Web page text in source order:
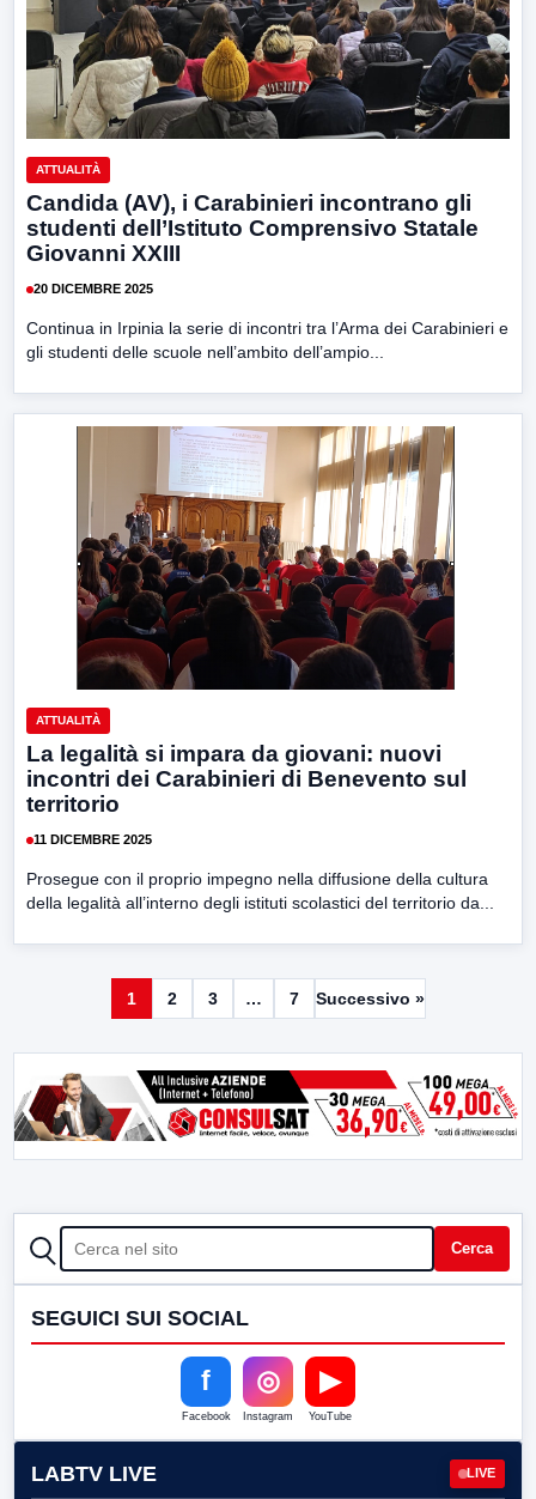
ATTUALITÀ
Candida (AV), i Carabinieri incontrano gli
studenti dell’Istituto Comprensivo Statale
Giovanni XXIII
20 DICEMBRE 2025
Continua in Irpinia la serie di incontri tra l’Arma dei Carabinieri e
gli studenti delle scuole nell’ambito dell’ampio...
ATTUALITÀ
La legalità si impara da giovani: nuovi
incontri dei Carabinieri di Benevento sul
territorio
11 DICEMBRE 2025
Prosegue con il proprio impegno nella diffusione della cultura
della legalità all’interno degli istituti scolastici del territorio da...
1 2 3 … 7 Successivo »
CERCA Cerca
SEGUICI SUI SOCIAL
f
Facebook
◎
Instagram
▶
YouTube
LABTV LIVE LIVE